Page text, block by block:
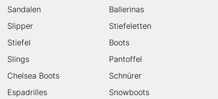
Sandalen
Ballerinas
Slipper
Stiefeletten
Stiefel
Boots
Slings
Pantoffel
Chelsea Boots
Schnürer
Espadrilles
Snowboots